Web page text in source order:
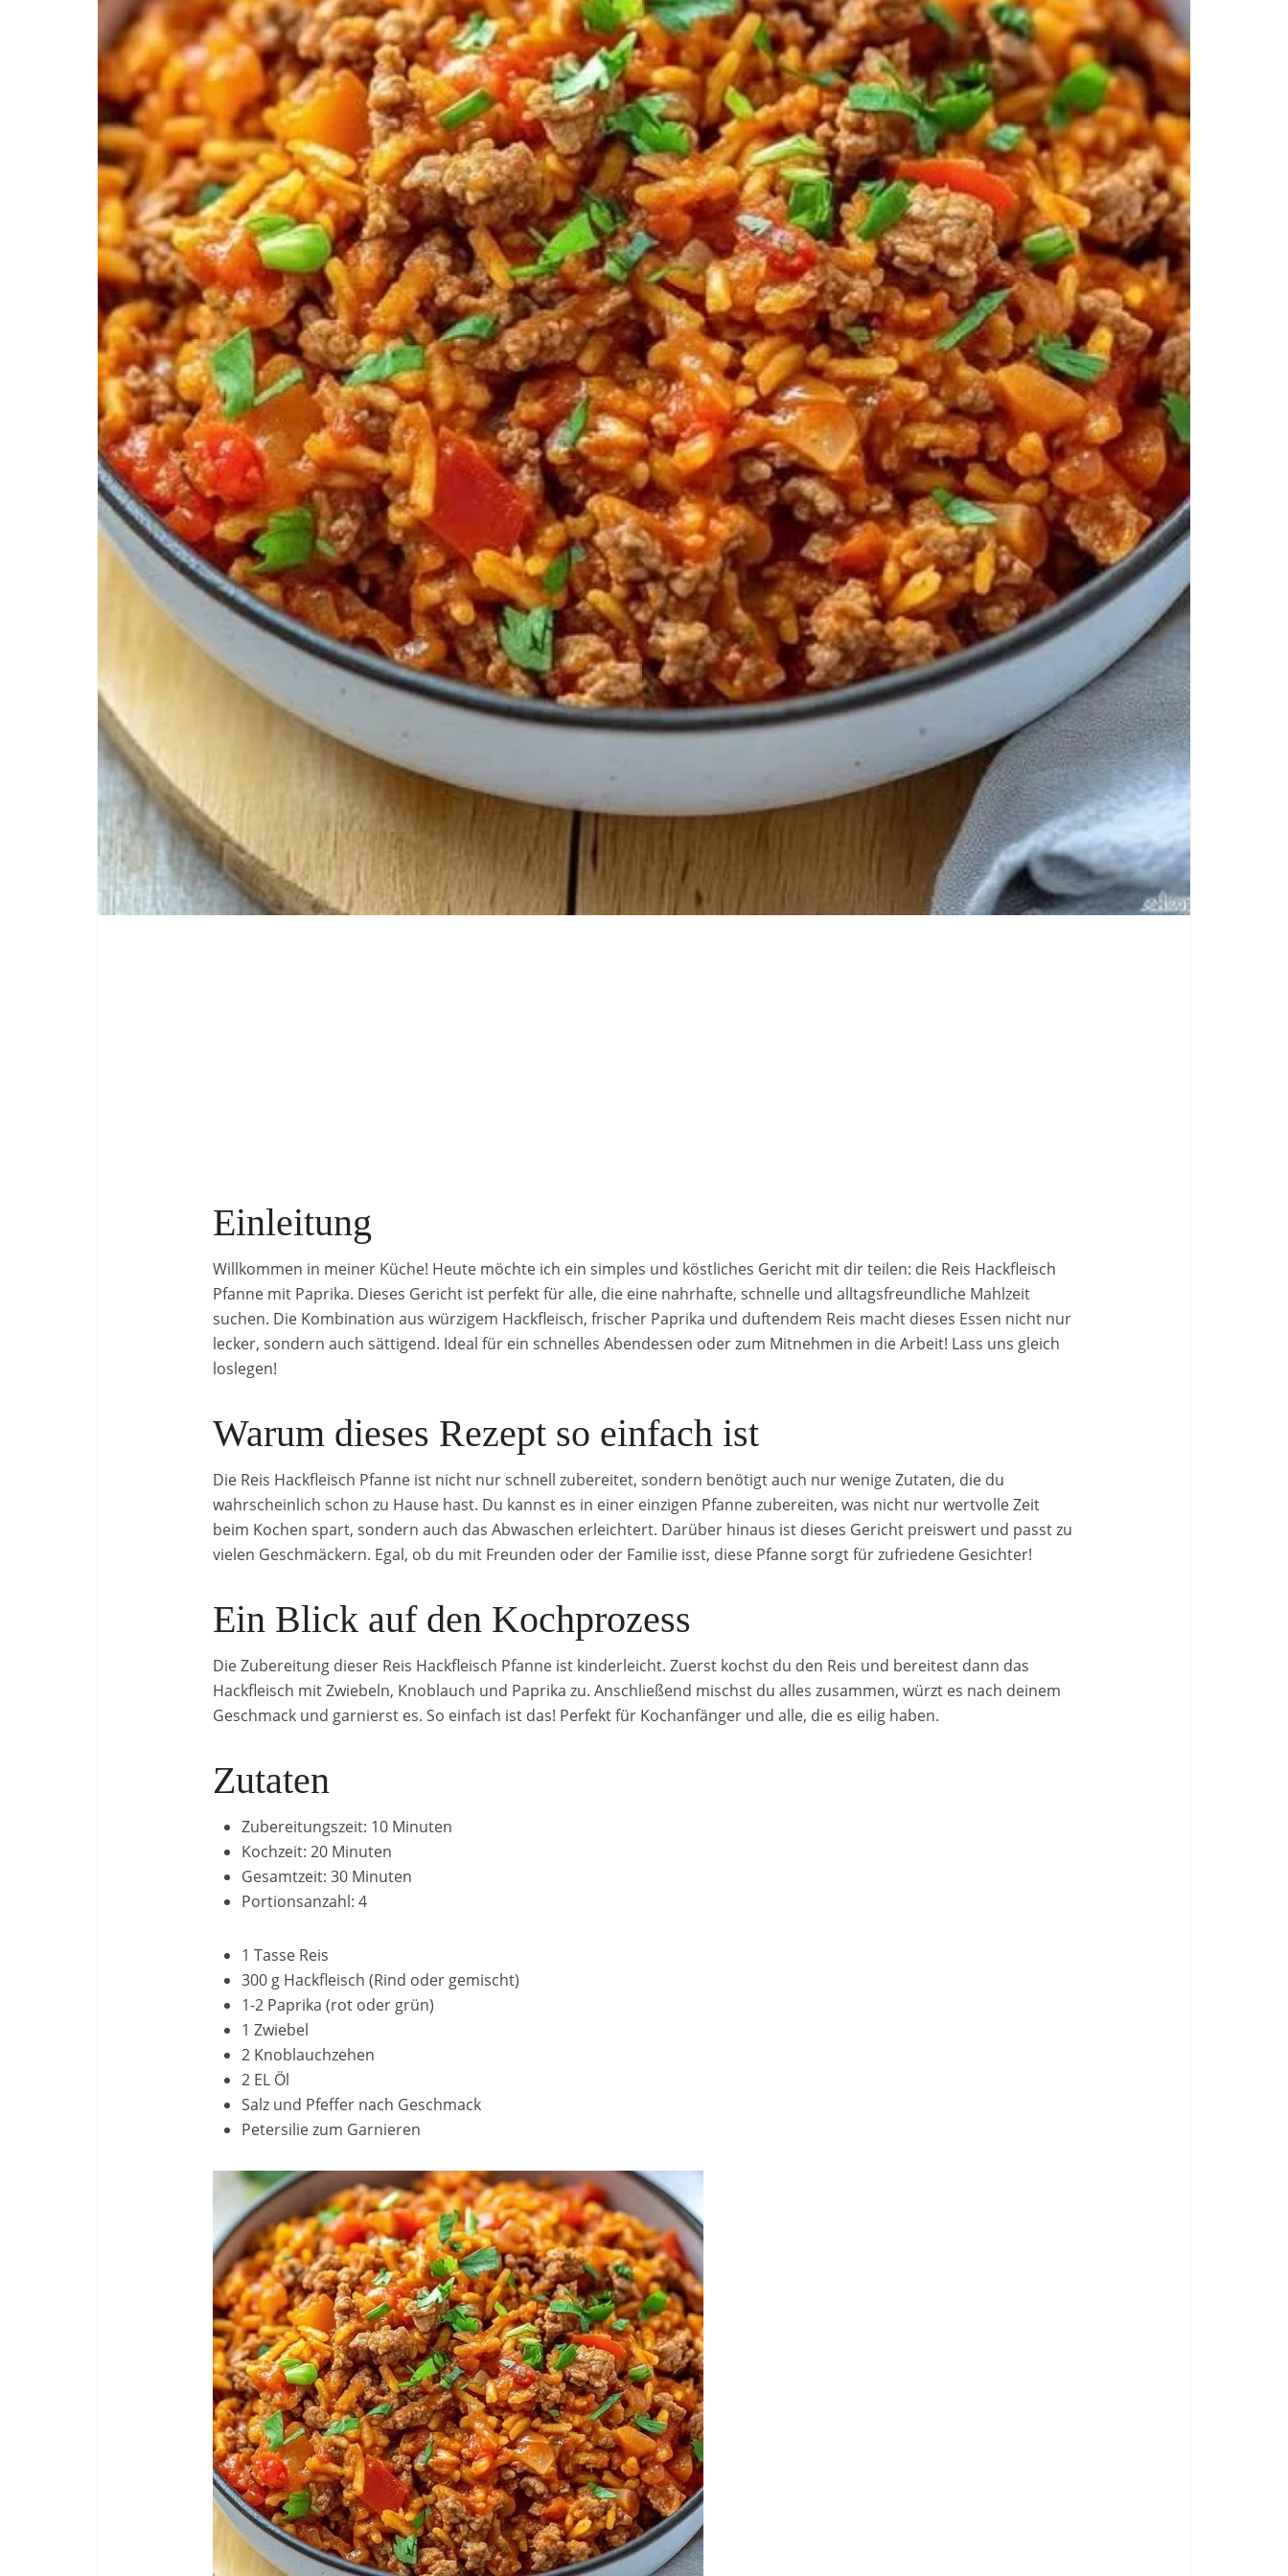
Einleitung
Willkommen in meiner Küche! Heute möchte ich ein simples und köstliches Gericht mit dir teilen: die Reis Hackfleisch
Pfanne mit Paprika. Dieses Gericht ist perfekt für alle, die eine nahrhafte, schnelle und alltagsfreundliche Mahlzeit
suchen. Die Kombination aus würzigem Hackfleisch, frischer Paprika und duftendem Reis macht dieses Essen nicht nur
lecker, sondern auch sättigend. Ideal für ein schnelles Abendessen oder zum Mitnehmen in die Arbeit! Lass uns gleich
loslegen!
Warum dieses Rezept so einfach ist
Die Reis Hackfleisch Pfanne ist nicht nur schnell zubereitet, sondern benötigt auch nur wenige Zutaten, die du
wahrscheinlich schon zu Hause hast. Du kannst es in einer einzigen Pfanne zubereiten, was nicht nur wertvolle Zeit
beim Kochen spart, sondern auch das Abwaschen erleichtert. Darüber hinaus ist dieses Gericht preiswert und passt zu
vielen Geschmäckern. Egal, ob du mit Freunden oder der Familie isst, diese Pfanne sorgt für zufriedene Gesichter!
Ein Blick auf den Kochprozess
Die Zubereitung dieser Reis Hackfleisch Pfanne ist kinderleicht. Zuerst kochst du den Reis und bereitest dann das
Hackfleisch mit Zwiebeln, Knoblauch und Paprika zu. Anschließend mischst du alles zusammen, würzt es nach deinem
Geschmack und garnierst es. So einfach ist das! Perfekt für Kochanfänger und alle, die es eilig haben.
Zutaten
Zubereitungszeit: 10 Minuten
Kochzeit: 20 Minuten
Gesamtzeit: 30 Minuten
Portionsanzahl: 4
1 Tasse Reis
300 g Hackfleisch (Rind oder gemischt)
1-2 Paprika (rot oder grün)
1 Zwiebel
2 Knoblauchzehen
2 EL Öl
Salz und Pfeffer nach Geschmack
Petersilie zum Garnieren